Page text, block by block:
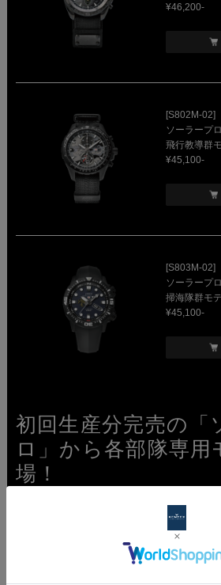
¥46,200-
[S802M-02]
ソーラープ
飛行教導群
¥45,100-
[S803M-02]
ソーラープ
掃海隊群モ
¥45,100-
初回生産分完売の「
ロ」から各部隊専
場！